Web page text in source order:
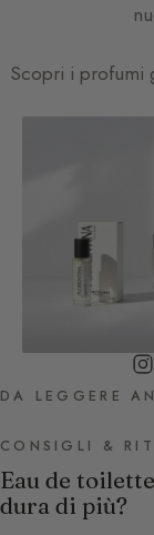
Scopri i profumi
DA LEGGERE
CONSIGLI &
Eau de
dura di più?